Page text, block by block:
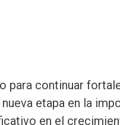
para continuar
nueva etapa en la
en el